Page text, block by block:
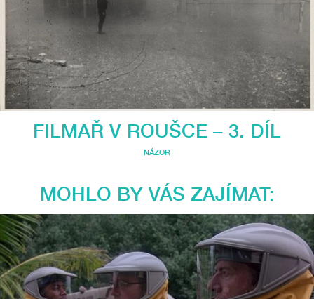
FILMAŘ V ROUŠCE – 3. DÍL
NÁZOR
MOHLO BY VÁS ZAJÍMAT: